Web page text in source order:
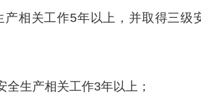
相关工作5年以上，并取得三级
生产相关工作3年以上；